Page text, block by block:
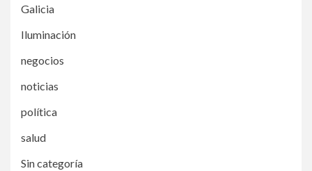
Galicia
Iluminación
negocios
noticias
política
salud
Sin categoría